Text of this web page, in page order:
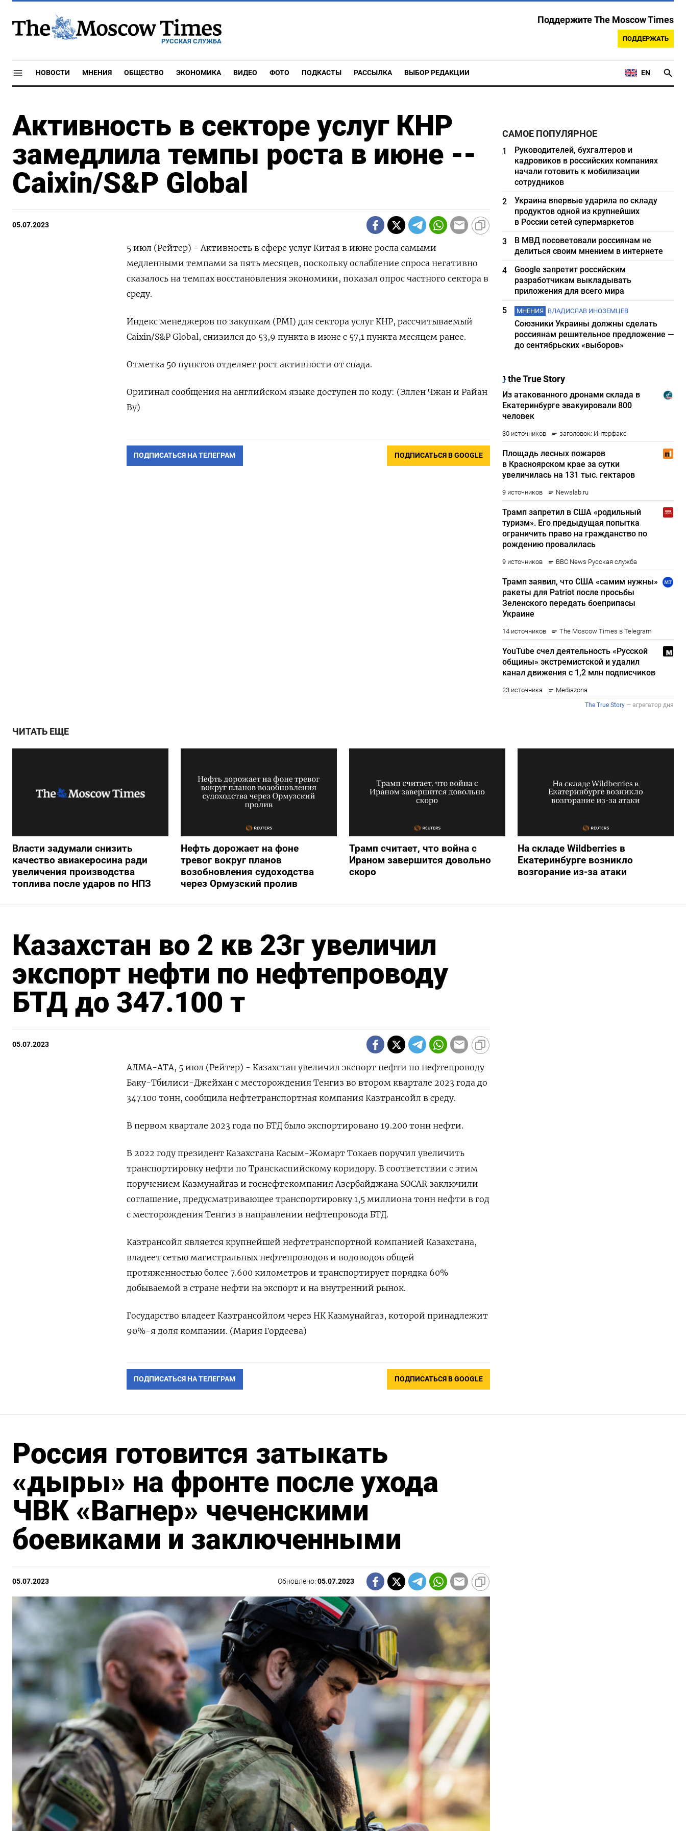
РУССКАЯ СЛУЖБА
Поддержите The Moscow Times
ПОДДЕРЖАТЬ
НОВОСТИ МНЕНИЯ ОБЩЕСТВО ЭКОНОМИКА ВИДЕО ФОТО ПОДКАСТЫ РАССЫЛКА ВЫБОР РЕДАКЦИИ EN
Активность в секторе услуг КНР
замедлила темпы роста в июне --
Caixin/S&P Global
05.07.2023
5 июл (Рейтер) - Активность в сфере услуг Китая в июне росла самыми
медленными темпами за пять месяцев, поскольку ослабление спроса негативно
сказалось на темпах восстановления экономики, показал опрос частного сектора в
среду.
Индекс менеджеров по закупкам (PMI) для сектора услуг КНР, рассчитываемый
Caixin/S&P Global, снизился до 53,9 пункта в июне с 57,1 пункта месяцем ранее.
Отметка 50 пунктов отделяет рост активности от спада.
Оригинал сообщения на английском языке доступен по коду: (Эллен Чжан и Райан
Ву)
ПОДПИСАТЬСЯ НА ТЕЛЕГРАМ ПОДПИСАТЬСЯ В GOOGLE
САМОЕ ПОПУЛЯРНОЕ
1
Руководителей, бухгалтеров и
кадровиков в российских компаниях
начали готовить к мобилизации
сотрудников
2
Украина впервые ударила по складу
продуктов одной из крупнейших
в России сетей супермаркетов
3
В МВД посоветовали россиянам не
делиться своим мнением в интернете
4
Google запретит российским
разработчикам выкладывать
приложения для всего мира
5
МНЕНИЯ ВЛАДИСЛАВ ИНОЗЕМЦЕВ
Союзники Украины должны сделать
россиянам решительное предложение —
до сентябрьских «выборов»
ЧИТАТЬ ЕЩЕ
Власти задумали снизить
качество авиакеросина ради
увеличения производства
топлива после ударов по НПЗ
Нефть дорожает на фоне
тревог вокруг планов
возобновления судоходства
через Ормузский пролив
Трамп считает, что война с
Ираном завершится довольно
скоро
На складе Wildberries в
Екатеринбурге возникло
возгорание из-за атаки
Казахстан во 2 кв 23г увеличил
экспорт нефти по нефтепроводу
БТД до 347.100 т
05.07.2023
АЛМА-АТА, 5 июл (Рейтер) - Казахстан увеличил экспорт нефти по нефтепроводу
Баку-Тбилиси-Джейхан с месторождения Тенгиз во втором квартале 2023 года до
347.100 тонн, сообщила нефтетранспортная компания Казтрансойл в среду.
В первом квартале 2023 года по БТД было экспортировано 19.200 тонн нефти.
В 2022 году президент Казахстана Касым-Жомарт Токаев поручил увеличить
транспортировку нефти по Транскаспийскому коридору. В соответствии с этим
поручением Казмунайгаз и госнефтекомпания Азербайджана SOCAR заключили
соглашение, предусматривающее транспортировку 1,5 миллиона тонн нефти в год
с месторождения Тенгиз в направлении нефтепровода БТД.
Казтрансойл является крупнейшей нефтетранспортной компанией Казахстана,
владеет сетью магистральных нефтепроводов и водоводов общей
протяженностью более 7.600 километров и транспортирует порядка 60%
добываемой в стране нефти на экспорт и на внутренний рынок.
Государство владеет Казтрансойлом через НК Казмунайгаз, которой принадлежит
90%-я доля компании. (Мария Гордеева)
ПОДПИСАТЬСЯ НА ТЕЛЕГРАМ ПОДПИСАТЬСЯ В GOOGLE
Россия готовится затыкать
«дыры» на фронте после ухода
ЧВК «Вагнер» чеченскими
боевиками и заключенными
05.07.2023 Обновлено:05.07.2023